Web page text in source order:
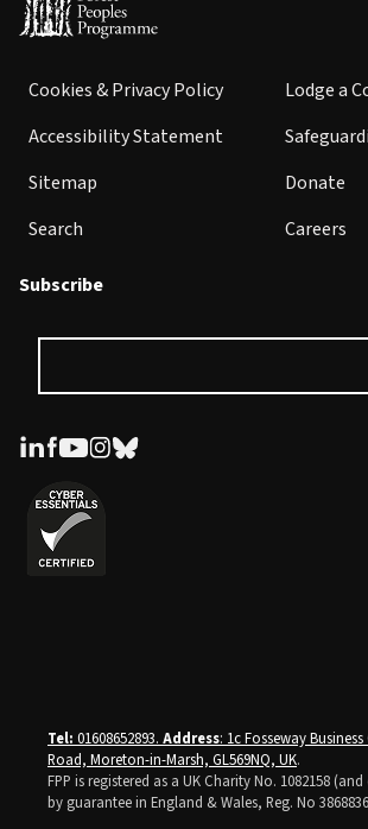
Cookies & Privacy Policy
Accessibility Statement
Sitemap
Search
Lodge a
Donate
Careers
Subscribe
Tel: 01608652893. Address: 1c Fosseway
Road, Moreton-in-Marsh, GL569NQ, UK.
FPP is registered as a UK Charity No. 1082158
by guarantee in England & Wales, Reg. No